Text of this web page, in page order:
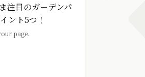
注目のガーデンパ
ント5つ！
page.